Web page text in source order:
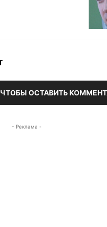
ОСТАВИТЬ
- Реклама -